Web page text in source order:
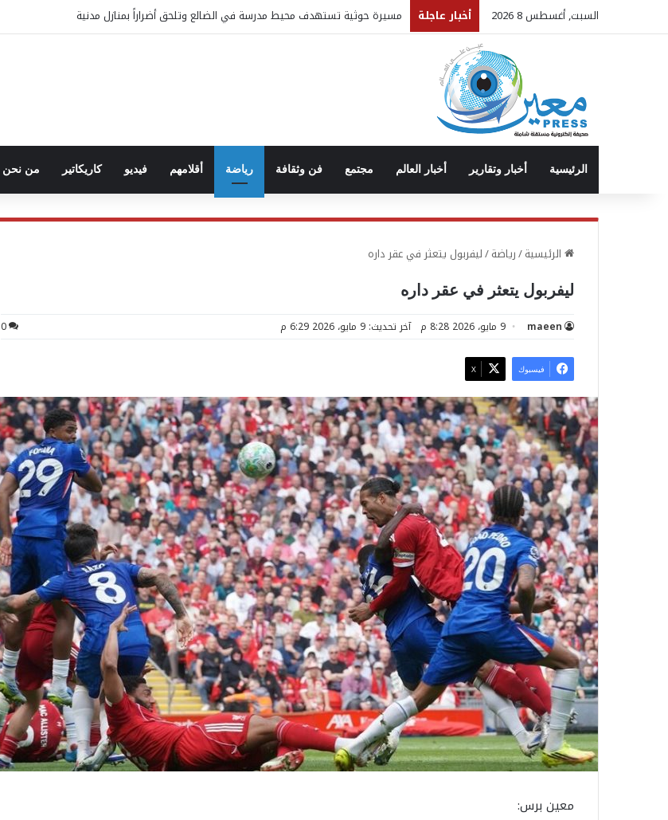
السبت, أغسطس 8 2026 أخبار عاجلة مسيرة حوثية تستهدف محيط مدرسة في الضالع وتلحق أضراراً بمنازل مدنية
الرئيسية أخبار وتقارير أخبار العالم مجتمع فن وثقافة رياضة أقلامهم فيديو كاريكاتير من نحن
الرئيسية/رياضة/ليفربول يتعثر في عقر داره
ليفربول يتعثر في عقر داره
maeen 9 مايو، 2026 8:28 م آخر تحديث: 9 مايو، 2026 6:29 م 0
فيسبوك X
معين برس: